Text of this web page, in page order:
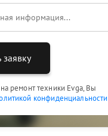
заявку
ремонт техники Evga, Вы
конфиденциальности